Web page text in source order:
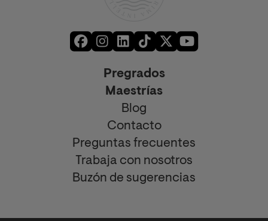
Pregrados
Maestrías
Blog
Contacto
Preguntas frecuentes
Trabaja con nosotros
Buzón de sugerencias